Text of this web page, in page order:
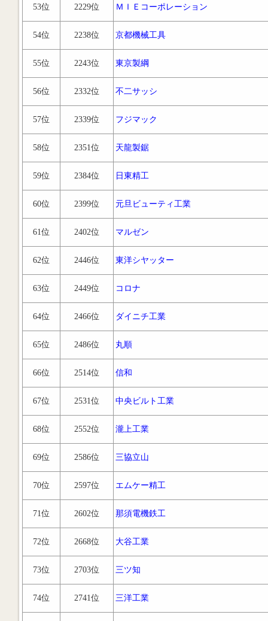
53位 2229位 ＭＩＥコーポレーション
54位 2238位 京都機械工具
55位 2243位 東京製綱
56位 2332位 不二サッシ
57位 2339位 フジマック
58位 2351位 天龍製鋸
59位 2384位 日東精工
60位 2399位 元旦ビューティ工業
61位 2402位 マルゼン
62位 2446位 東洋シヤッター
63位 2449位 コロナ
64位 2466位 ダイニチ工業
65位 2486位 丸順
66位 2514位 信和
67位 2531位 中央ビルト工業
68位 2552位 瀧上工業
69位 2586位 三協立山
70位 2597位 エムケー精工
71位 2602位 那須電機鉄工
72位 2668位 大谷工業
73位 2703位 三ツ知
74位 2741位 三洋工業